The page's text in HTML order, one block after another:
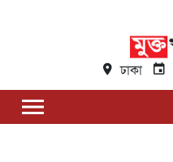
ঢাকা